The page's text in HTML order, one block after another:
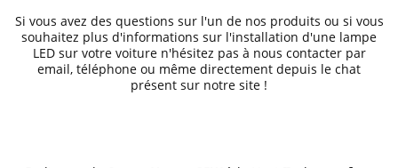
Si vous avez des questions sur l'un de nos produits ou si vous
souhaitez plus d'informations sur l'installation d'une lampe
LED sur votre voiture n'hésitez pas à nous contacter par
email, téléphone ou même directement depuis le chat
présent sur notre site !